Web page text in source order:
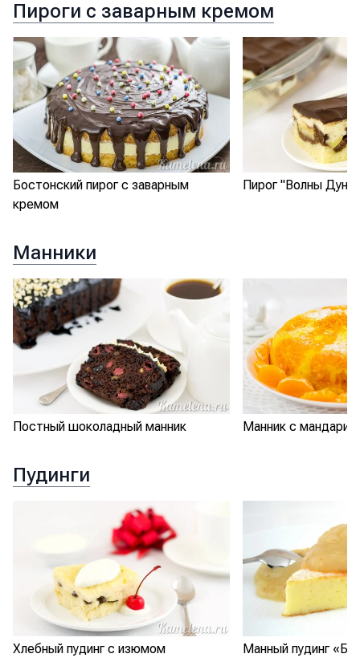
Пироги с заварным кремом
Бостонский пирог с заварным
кремом
Пирог "Волны
Манники
Постный шоколадный манник Манник с
Пудинги
Хлебный пудинг с изюмом Манный пудинг